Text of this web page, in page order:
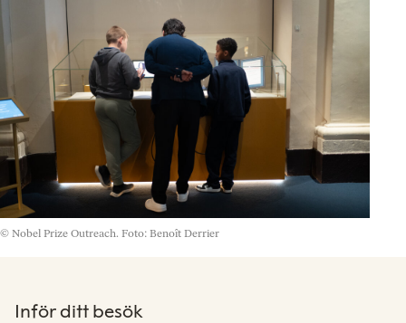
© Nobel Prize Outreach. Foto: Benoît Derrier
Inför ditt besök